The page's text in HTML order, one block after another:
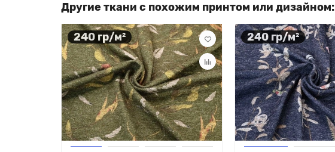
Другие ткани с похожим принтом или дизайном:
240 гр/м² 240 гр/м²